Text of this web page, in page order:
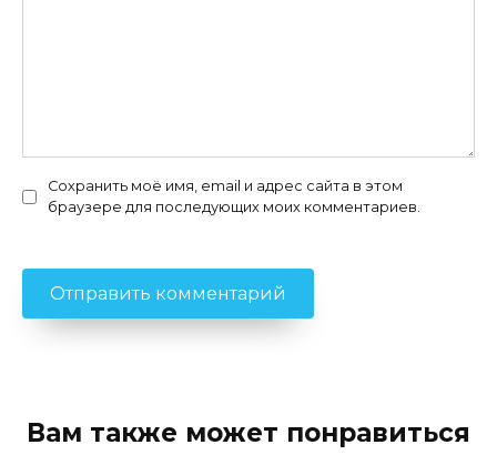
Сохранить моё имя, email и адрес сайта в этом
браузере для последующих моих комментариев.
Вам также может понравиться